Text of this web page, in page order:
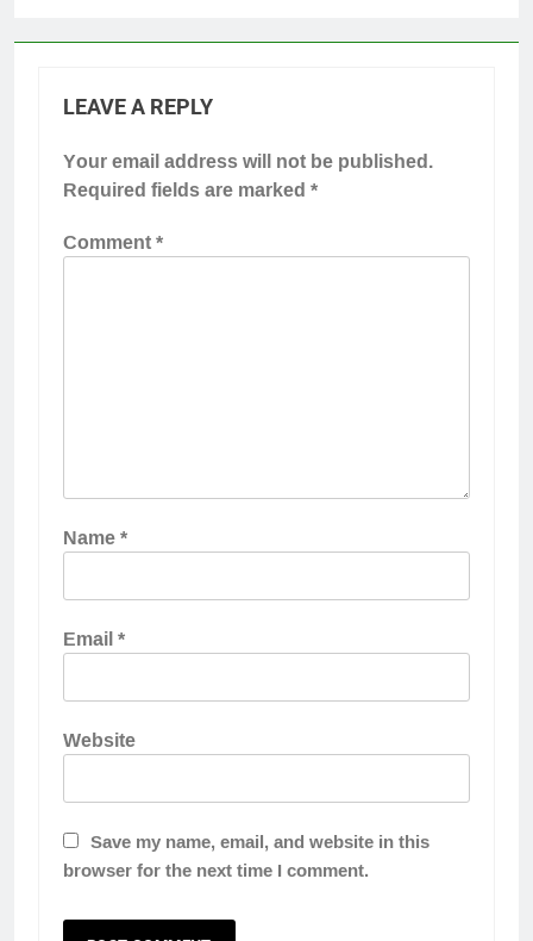
LEAVE A REPLY
Your email address will not be published.
Required fields are marked*
Comment*
Name*
Email*
Website
Save my name, email, and website in this
browser for the next time I comment.